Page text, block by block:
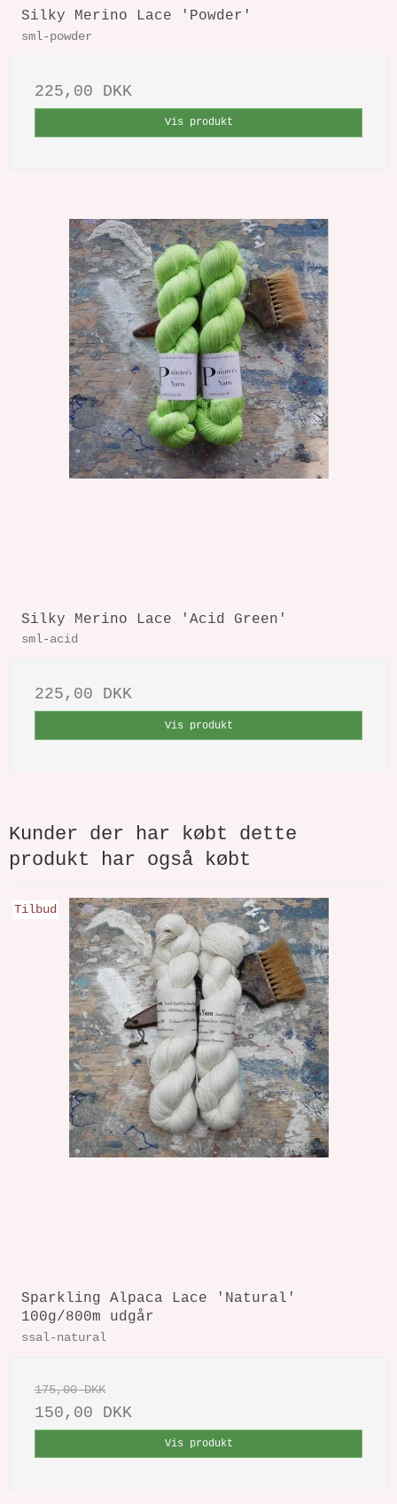
Silky Merino Lace 'Powder'
sml-powder
225,00 DKK
Vis produkt
Silky Merino Lace 'Acid Green'
sml-acid
225,00 DKK
Vis produkt
Kunder der har købt dette
produkt har også købt
Tilbud
Sparkling Alpaca Lace 'Natural'
100g/800m udgår
ssal-natural
175,00 DKK
150,00 DKK
Vis produkt